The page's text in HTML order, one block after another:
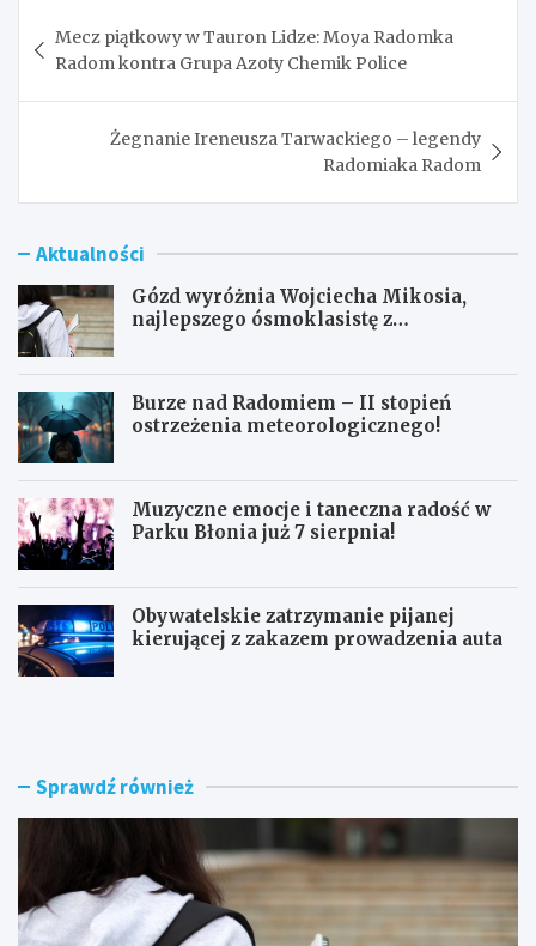
wpisu
Mecz piątkowy w Tauron Lidze: Moya Radomka
Radom kontra Grupa Azoty Chemik Police
Żegnanie Ireneusza Tarwackiego – legendy
Radomiaka Radom
Aktualności
Gózd wyróżnia Wojciecha Mikosia,
najlepszego ósmoklasistę z
Burze nad Radomiem – II stopień
ostrzeżenia meteorologicznego!
Muzyczne emocje i taneczna radość w
Parku Błonia już 7 sierpnia!
Obywatelskie zatrzymanie pijanej
kierującej z zakazem prowadzenia auta
G
y
a
B
n
o
Sprawdź również